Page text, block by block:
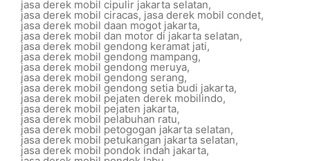
jasa derek mobil cipulir jakarta selatan,
jasa derek mobil ciracas, jasa derek mobil condet,
jasa derek mobil daan mogot jakarta,
jasa derek mobil dan motor di jakarta selatan,
jasa derek mobil gendong keramat jati,
jasa derek mobil gendong mampang,
jasa derek mobil gendong meruya,
jasa derek mobil gendong serang,
jasa derek mobil gendong setia budi jakarta,
jasa derek mobil pejaten derek mobilindo,
jasa derek mobil pejaten jakarta,
jasa derek mobil pelabuhan ratu,
jasa derek mobil petogogan jakarta selatan,
jasa derek mobil petukangan jakarta selatan,
jasa derek mobil pondok indah jakarta,